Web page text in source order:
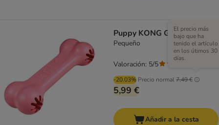
Puppy KONG Goodie Bone
Pequeño
-20.03% Precio normal7,49 €
El precio más
bajo que ha
tenido el artículo
en los útimos 30
días.
5,99 €
Valoración: 5/5
Añadir a la cesta